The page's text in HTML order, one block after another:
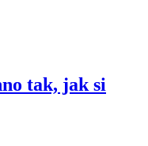
tak, jak si